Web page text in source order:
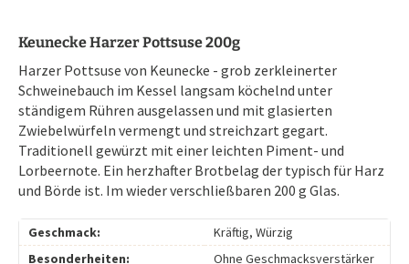
Keunecke Harzer Pottsuse 200g
Harzer Pottsuse von Keunecke - grob zerkleinerter
Schweinebauch im Kessel langsam köchelnd unter
ständigem Rühren ausgelassen und mit glasierten
Zwiebelwürfeln vermengt und streichzart gegart.
Traditionell gewürzt mit einer leichten Piment- und
Lorbeernote. Ein herzhafter Brotbelag der typisch für Harz
und Börde ist. Im wieder verschließbaren 200 g Glas.
Geschmack:
Kräftig, Würzig
Besonderheiten:
Ohne Geschmacksverstärker